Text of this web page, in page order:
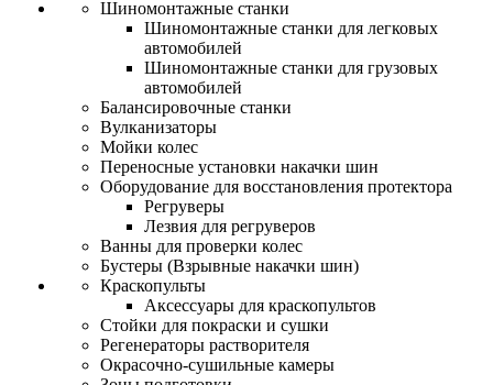
Шиномонтажные станки
Шиномонтажные станки для легковых
автомобилей
Шиномонтажные станки для грузовых
автомобилей
Балансировочные станки
Вулканизаторы
Мойки колес
Переносные установки накачки шин
Оборудование для восстановления протектора
Регруверы
Лезвия для регруверов
Ванны для проверки колес
Бустеры (Взрывные накачки шин)
Краскопульты
Аксессуары для краскопультов
Стойки для покраски и сушки
Регенераторы растворителя
Окрасочно-сушильные камеры